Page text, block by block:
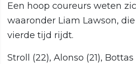
Een hoop coureurs weten
waaronder Liam Lawson,
vierde tijd rijdt.
Stroll (22), Alonso (21), Bottas